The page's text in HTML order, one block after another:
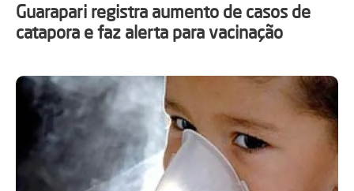
Guarapari registra aumento de casos de
catapora e faz alerta para vacinação